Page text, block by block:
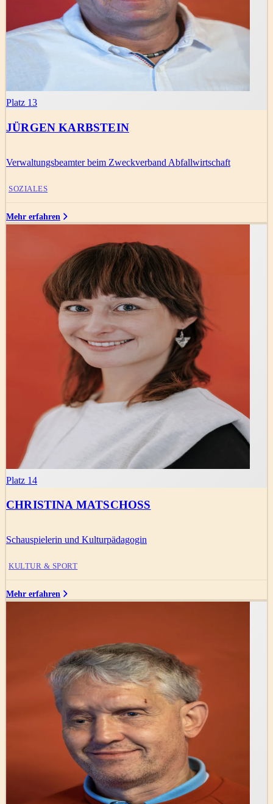
Platz 13
JÜRGEN KARBSTEIN
Verwaltungsbeamter beim Zweckverband Abfallwirtschaft
SOZIALES
Mehr erfahren
Platz 14
CHRISTINA MATSCHOSS
Schauspielerin und Kulturpädagogin
KULTUR & SPORT
Mehr erfahren